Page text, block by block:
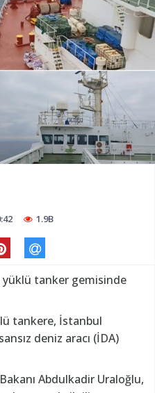
1.9B
tanker gemisinde
tankere, İstanbul
deniz aracı (İDA)
Abdulkadir Uraloğlu,